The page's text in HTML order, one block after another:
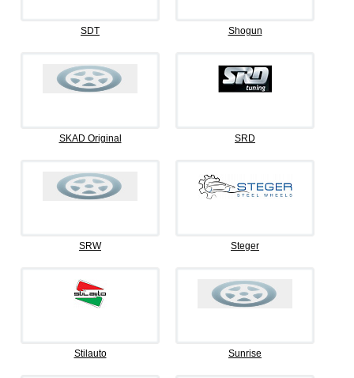
SDT Shogun
SKAD Original SRD
SRW Steger
Stilauto Sunrise